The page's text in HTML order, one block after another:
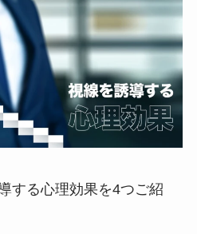
する心理効果を4つご紹